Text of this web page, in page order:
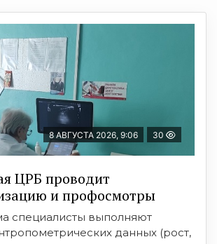
8 АВГУСТА 2026, 9:06 30
ЦРБ проводит
и профосмотры
специалисты выполняют
данных (рост,